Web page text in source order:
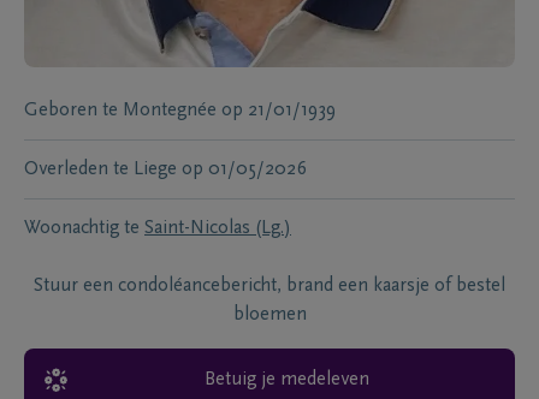
Geboren te Montegnée op 21/01/1939
Overleden te Liege op 01/05/2026
Woonachtig te Saint-Nicolas (Lg.)
Stuur een condoléancebericht, brand een kaarsje of bestel
bloemen
Betuig je medeleven